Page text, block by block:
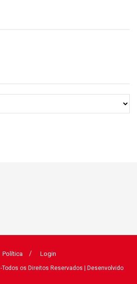
Política Login
-Todos os Direitos Reservados | Desenvolvido